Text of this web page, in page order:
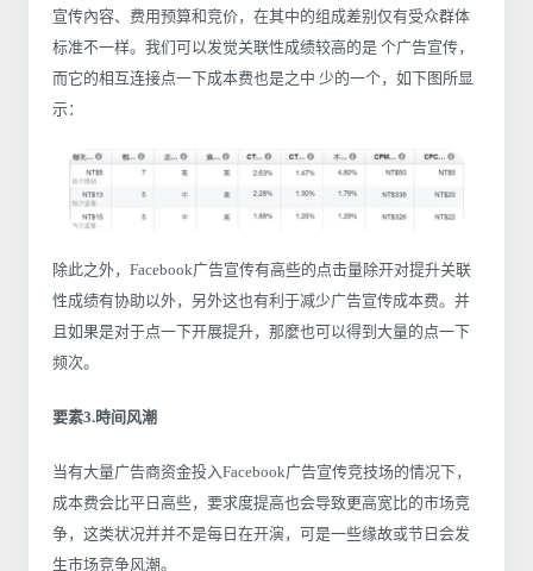
宣传內容、费用预算和竞价，在其中的组成差别仅有受众群体
标准不一样。我们可以发觉关联性成绩较高的是 个广告宣传，
而它的相互连接点一下成本费也是之中 少的一个，如下图所显
示：
除此之外，Facebook广告宣传有高些的点击量除开对提升关联
性成绩有协助以外，另外这也有利于减少广告宣传成本费。并
且如果是对于点一下开展提升，那麼也可以得到大量的点一下
频次。
要素3.時间风潮
当有大量广告商资金投入Facebook广告宣传竞技场的情况下，
成本费会比平日高些，要求度提高也会导致更高宽比的市场竞
争，这类状况并并不是每日在开演，可是一些缘故或节日会发
生市场竞争风潮。